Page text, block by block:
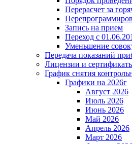
Перерасчет за
Запись на прием
Переход с
Уменьшение
Передача показаний
Лицензии и
График снятия
Графики на 2026г
Август 2026
Июль 2026
Июнь 2026
Май 2026
Апрель 2026
Март 2026